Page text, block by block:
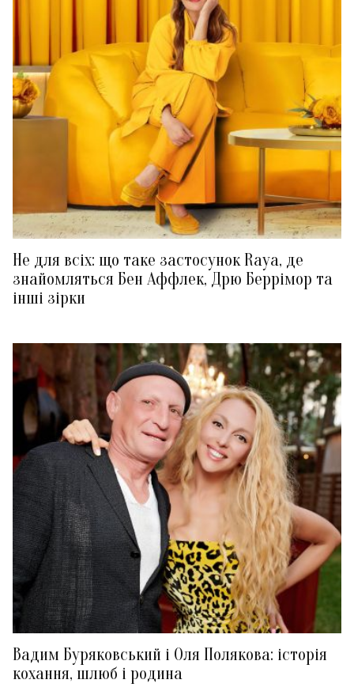
Не для всіх: що таке застосунок Raya, де
знайомляться Бен Аффлек, Дрю Беррімор та
інші зірки
Вадим Буряковський і Оля Полякова: історія
кохання, шлюб і родина